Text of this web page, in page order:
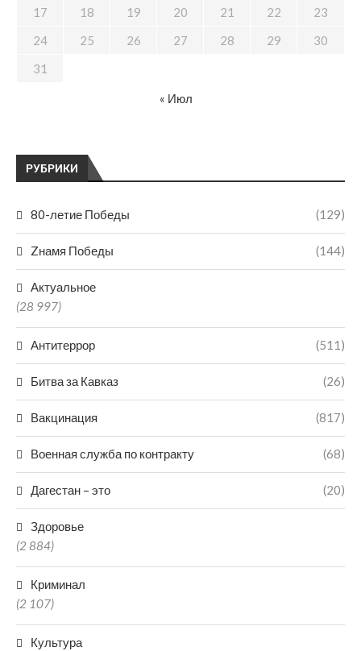
РУБРИКИ
80-летие Победы (129)
Zнамя Победы (144)
Актуальное
(28 997)
Антитеррор (511)
Битва за Кавказ (26)
Вакцинация (817)
Военная служба по контракту (68)
Дагестан – это (20)
Здоровье
(2 884)
Криминал
(2 107)
Культура
17
18 19 20 21 22
23
24
25 26 27 28 29
30
31
« Июл